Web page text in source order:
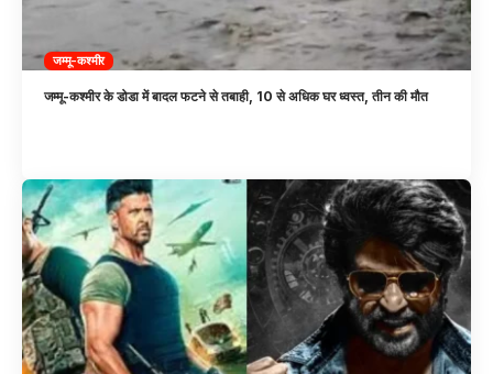
जम्मू-कश्मीर
जम्मू-कश्मीर के डोडा में बादल फटने से तबाही, 10 से अधिक घर ध्वस्त, तीन की मौत